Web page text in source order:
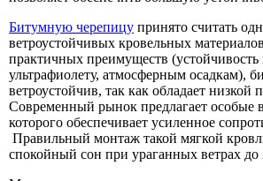
Битумную черепицу принято считать
ветроустойчивых кровельных
практичных преимуществ (устойчивость
ультрафиолету, атмосферным осадкам),
ветроустойчив, так как обладает низкой
Современный рынок предлагает особые
которого обеспечивает усиленное
Правильный монтаж такой мягкой
спокойный сон при ураганных ветрах до